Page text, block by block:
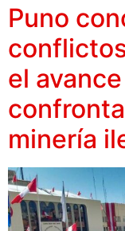
Puno
el
minería